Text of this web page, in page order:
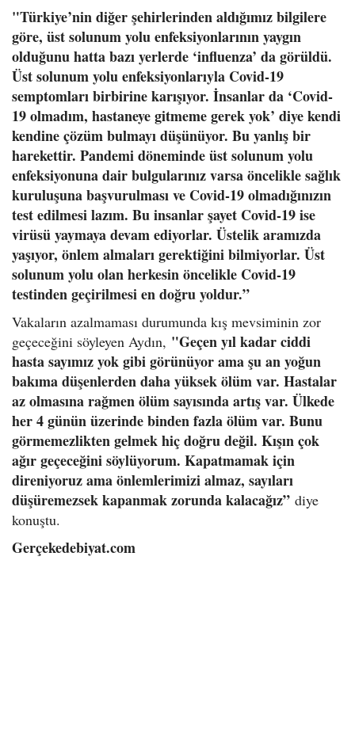
"Türkiye’nin diğer şehirlerinden aldığımız bilgilere
göre, üst solunum yolu enfeksiyonlarının yaygın
olduğunu hatta bazı yerlerde ‘influenza’ da görüldü.
Üst solunum yolu enfeksiyonlarıyla Covid-19
semptomları birbirine karışıyor. İnsanlar da ‘Covid-
19 olmadım, hastaneye gitmeme gerek yok’ diye kendi
kendine çözüm bulmayı düşünüyor. Bu yanlış bir
harekettir. Pandemi döneminde üst solunum yolu
enfeksiyonuna dair bulgularınız varsa öncelikle sağlık
kuruluşuna başvurulması ve Covid-19 olmadığınızın
test edilmesi lazım. Bu insanlar şayet Covid-19 ise
virüsü yaymaya devam ediyorlar. Üstelik aramızda
yaşıyor, önlem almaları gerektiğini bilmiyorlar. Üst
solunum yolu olan herkesin öncelikle Covid-19
testinden geçirilmesi en doğru yoldur.”
Vakaların azalmaması durumunda kış mevsiminin zor
geçeceğini söyleyen Aydın, "Geçen yıl kadar ciddi
hasta sayımız yok gibi görünüyor ama şu an yoğun
bakıma düşenlerden daha yüksek ölüm var. Hastalar
az olmasına rağmen ölüm sayısında artış var. Ülkede
her 4 günün üzerinde binden fazla ölüm var. Bunu
görmemezlikten gelmek hiç doğru değil. Kışın çok
ağır geçeceğini söylüyorum. Kapatmamak için
direniyoruz ama önlemlerimizi almaz, sayıları
düşüremezsek kapanmak zorunda kalacağız” diye
konuştu.
Gerçekedebiyat.com